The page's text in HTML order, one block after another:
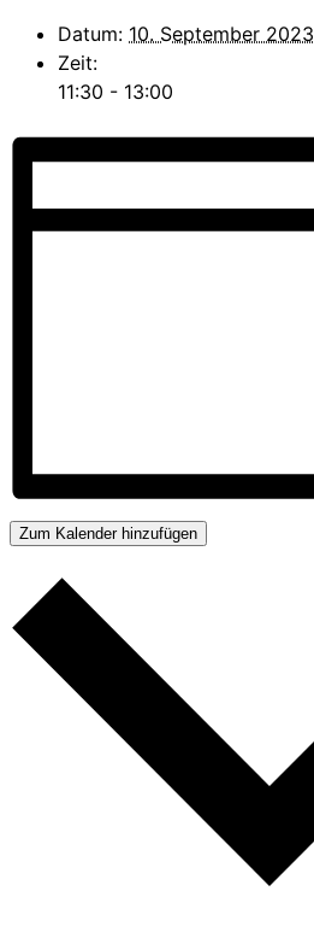
Datum: 10. September 2023
Zeit:
11:30 - 13:00
Zum Kalender hinzufügen